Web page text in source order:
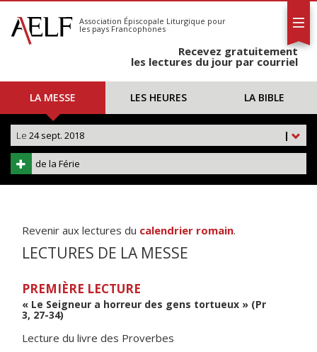
S'abonner
Calendrier
Association Épiscopale Liturgique pour
les pays Francophones
Recevez gratuitement
les lectures du jour par courriel
LA MESSE LES HEURES LA BIBLE
|
Le 24 sept. 2018
de la Férie
Revenir aux lectures du calendrier romain.
LECTURES DE LA MESSE
PREMIÈRE LECTURE
« Le Seigneur a horreur des gens tortueux » (Pr
3, 27-34)
Lecture du livre des Proverbes